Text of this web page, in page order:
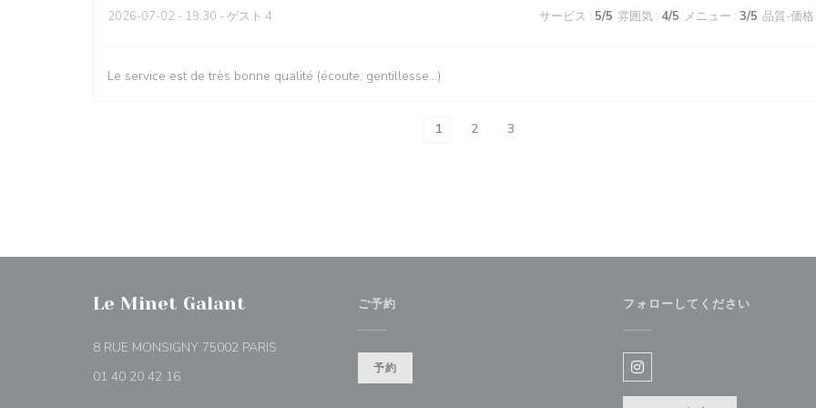
2026-07-02 - 19:30 - ゲスト 4 サービス : 5/5 雰囲気 : 4/5 メニュー : 3/5 品質-価格
Le service est de très bonne qualité (écoute, gentillesse…)
1 2 3
Le Minet Galant
8 RUE MONSIGNY 75002 PARIS
01 40 20 42 16
ご予約
予約
フォローしてください
Instagram ((新しいウィンド